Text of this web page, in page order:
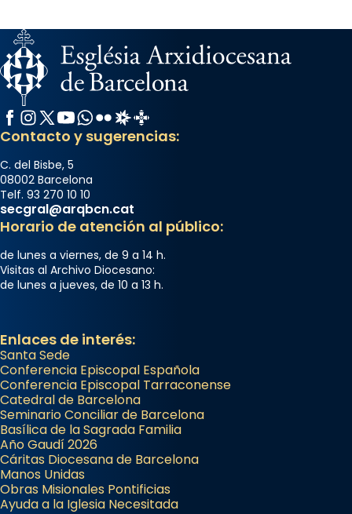
Facebook
Instagram
X / Twitter
YouTube
WhatsApp
FlickrRadio Estel
Catalunya Cristiana
Contacto y sugerencias:
C. del Bisbe, 5
08002 Barcelona
Telf. 93 270 10 10
secgral@arqbcn.cat
Horario de atención al público:
de lunes a viernes, de 9 a 14 h.
Visitas al Archivo Diocesano:
de lunes a jueves, de 10 a 13 h.
Enlaces de interés:
Santa Sede
Conferencia Episcopal Española
Conferencia Episcopal Tarraconense
Catedral de Barcelona
Seminario Conciliar de Barcelona
Basílica de la Sagrada Familia
Año Gaudí 2026
Cáritas Diocesana de Barcelona
Manos Unidas
Obras Misionales Pontificias
Ayuda a la Iglesia Necesitada